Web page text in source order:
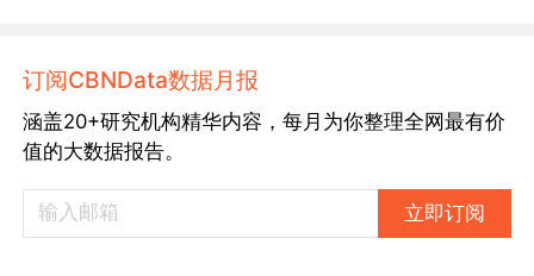
订阅CBNData数据月报
涵盖20+研究机构精华内容，每月为你整理全网最有价
值的大数据报告。
立即订阅